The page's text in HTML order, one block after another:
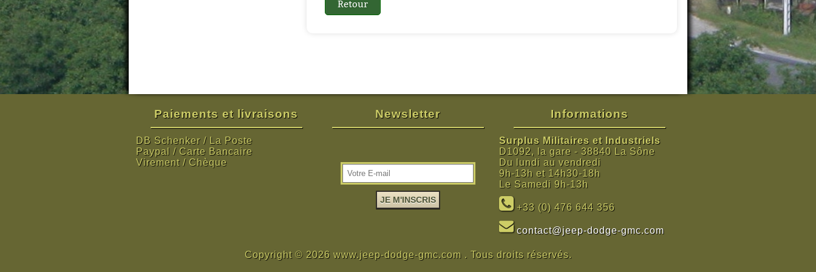
Paiements et livraisons Newsletter Informations
DB Schenker / La Poste
Paypal / Carte Bancaire
Virement / Chèque
Surplus Militaires et Industriels
D1092, la gare - 38840 La Sône
Du lundi au vendredi
9h-13h et 14h30-18h
Le Samedi 9h-13h
+33 (0) 476 644 356
contact@jeep-dodge-gmc.com
Copyright © 2026 www.jeep-dodge-gmc.com . Tous droits réservés.